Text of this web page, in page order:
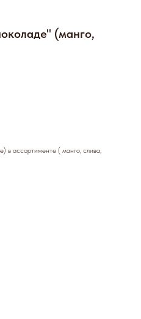
(манго,
в ассортименте ( манго, слива,